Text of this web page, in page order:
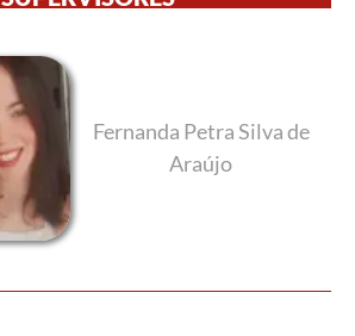
Fernanda Petra Silva de
Araújo